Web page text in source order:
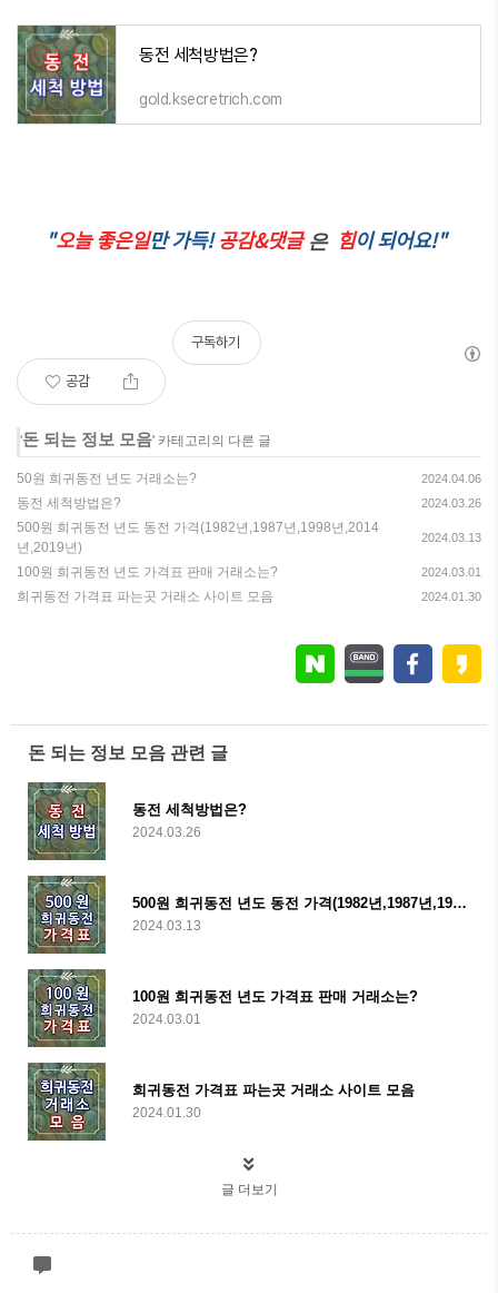
동전 세척방법은?
gold.ksecretrich.com
"오늘 좋은일만 가득!공감&댓글 은 힘이 되어요!"
공감
구독하기
'돈 되는 정보 모음' 카테고리의 다른 글
50원 희귀동전 년도 거래소는? 2024.04.06
동전 세척방법은? 2024.03.26
500원 희귀동전 년도 동전 가격(1982년,1987년,1998년,2014
년,2019년)
2024.03.13
100원 희귀동전 년도 가격표 판매 거래소는? 2024.03.01
희귀동전 가격표 파는곳 거래소 사이트 모음 2024.01.30
돈 되는 정보 모음 관련 글
동전 세척방법은?
2024.03.26
500원 희귀동전 년도 동전 가격(1982년,1987년,1998년,2014년,2019년)
2024.03.13
100원 희귀동전 년도 가격표 판매 거래소는?
2024.03.01
희귀동전 가격표 파는곳 거래소 사이트 모음
2024.01.30
글 더보기